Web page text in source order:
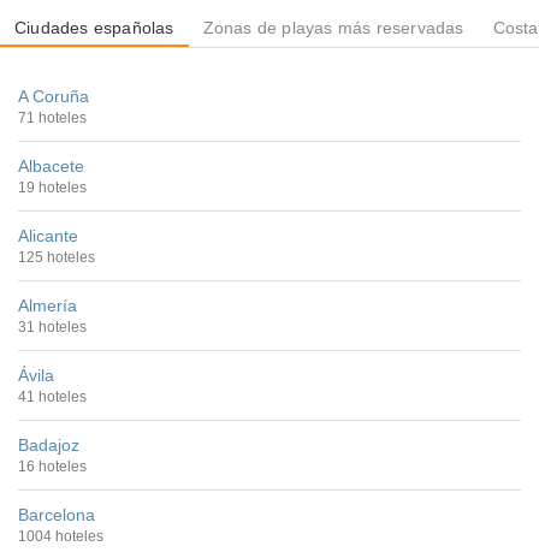
Ciudades españolas Zonas de playas más reservadas
A Coruña
71 hoteles
Albacete
19 hoteles
Alicante
125 hoteles
Almería
31 hoteles
Ávila
41 hoteles
Badajoz
16 hoteles
Barcelona
1004 hoteles